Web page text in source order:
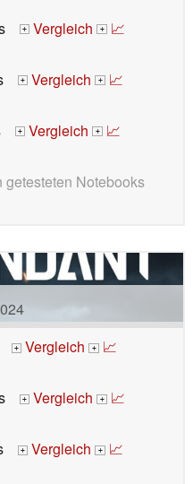
+ Vergleich + 📈
+ Vergleich + 📈
+ Vergleich + 📈
getesteten Notebooks
+ Vergleich + 📈
+ Vergleich + 📈
+ Vergleich + 📈